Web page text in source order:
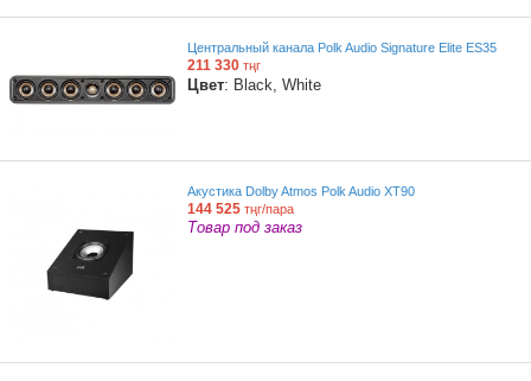
Центральный канала Polk Audio Signature Elite ES35
211 330 тңг
Цвет: Black, White
Акустика Dolby Atmos Polk Audio XT90
144 525 тңг/пара
Товар под заказ